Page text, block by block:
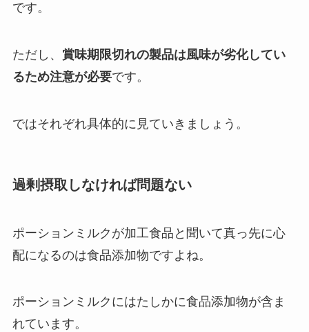
です。
ただし、 賞味期限切れの製品は風味が劣化してい
るため注意が必要です。
ではそれぞれ具体的に見ていきましょう。
過剰摂取しなければ問題ない
ポーションミルクが加工食品と聞いて真っ先に心
配になるのは食品添加物ですよね。
ポーションミルクにはたしかに食品添加物が含ま
れています。